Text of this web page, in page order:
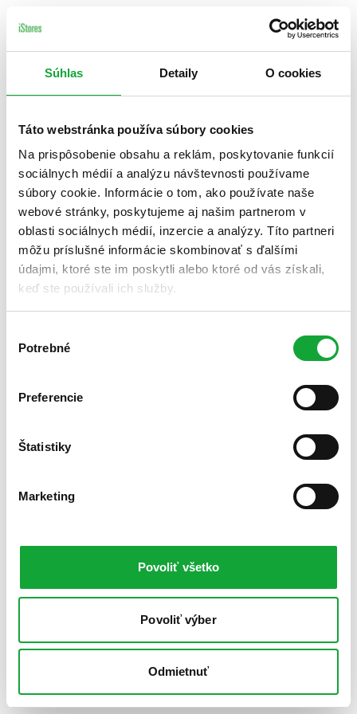
Súhlas Detaily O cookies
Táto webstránka používa súbory cookies
Na prispôsobenie obsahu a reklám, poskytovanie funkcií
sociálnych médií a analýzu návštevnosti používame
súbory cookie. Informácie o tom, ako používate naše
webové stránky, poskytujeme aj našim partnerom v
oblasti sociálnych médií, inzercie a analýzy. Títo partneri
môžu príslušné informácie skombinovať s ďalšími
údajmi, ktoré ste im poskytli alebo ktoré od vás získali,
keď ste používali ich služby.
súhlasu
Potrebné
Preferencie
Štatistiky
Marketing
Povoliť všetko
Povoliť výber
Odmietnuť